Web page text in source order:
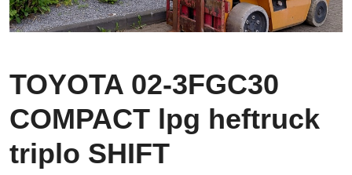
TOYOTA 02-3FGC30
COMPACT lpg heftruck
triplo SHIFT